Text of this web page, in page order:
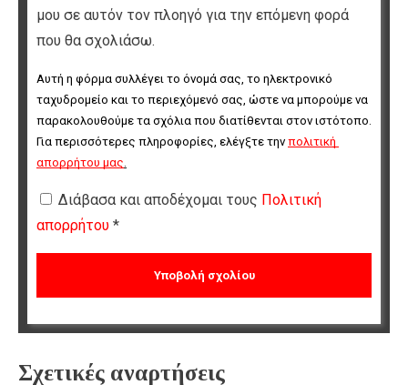
μου σε αυτόν τον πλοηγό για την επόμενη φορά
που θα σχολιάσω.
Αυτή η φόρμα συλλέγει το όνομά σας, το ηλεκτρονικό
ταχυδρομείο και το περιεχόμενό σας, ώστε να μπορούμε να
παρακολουθούμε τα σχόλια που διατίθενται στον ιστότοπο.
Για περισσότερες πληροφορίες, ελέγξτε την πολιτική
απορρήτου μας.
Διάβασα και αποδέχομαι τους Πολιτική
απορρήτου *
Σχετικές αναρτήσεις